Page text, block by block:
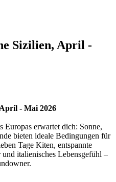
Sizilien, April -
- Mai 2026
Europas erwartet dich: Sonne,
bieten ideale Bedingungen für
Tage Kiten, entspannte
italienisches Lebensgefühl –